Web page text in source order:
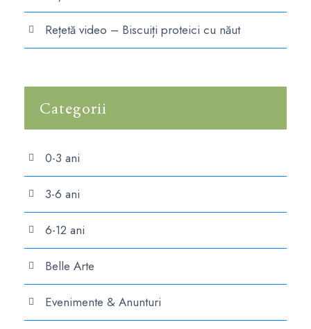
Rețetă video – Biscuiți proteici cu năut
Categorii
0-3 ani
3-6 ani
6-12 ani
Belle Arte
Evenimente & Anunturi